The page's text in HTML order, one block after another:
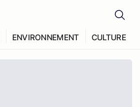
ENVIRONNEMENT CULTURE